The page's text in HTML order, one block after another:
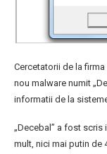
Cercetatorii de la
nou malware numit
informatii de la
„Decebal” a fost scris
mult, nici mai putin de